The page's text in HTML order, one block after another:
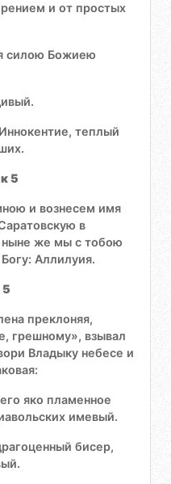
и от простых
силою Божиею
теплый
5
и вознесем имя
в
ныне же мы с тобою
Аллилуия.
5
преклоняя,
грешному», взывал
Владыку небесе и
яко пламенное
имевый.
бисер,